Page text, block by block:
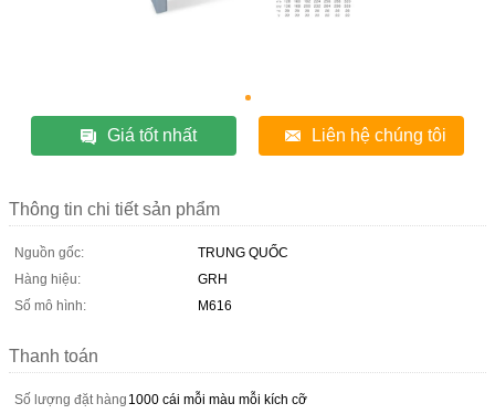
Giá tốt nhất Liên hệ chúng tôi
Thông tin chi tiết sản phẩm
Nguồn gốc:
TRUNG QUỐC
Hàng hiệu:
GRH
Số mô hình:
M616
Thanh toán
Số lượng đặt hàng 1000 cái mỗi màu mỗi kích cỡ